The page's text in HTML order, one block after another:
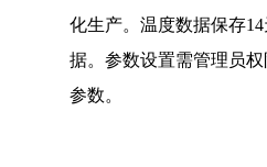
化生产。温度数据保存
据。参数设置需管理员
参数。